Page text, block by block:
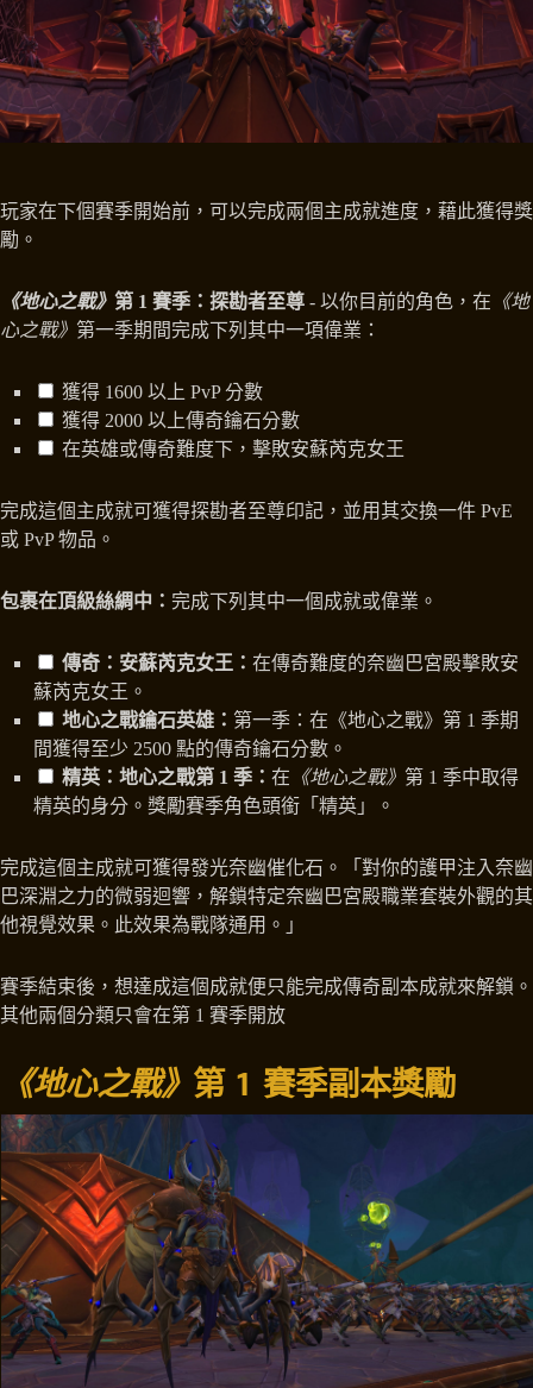
玩家在下個賽季開始前，可以完成兩個主成就進度，藉此獲得獎
勵。
《地心之戰》 第 1 賽季：探勘者至尊 - 以你目前的角色，在 《地
心之戰》 第一季期間完成下列其中一項偉業：
獲得 1600 以上 PvP 分數
獲得 2000 以上傳奇鑰石分數
在英雄或傳奇難度下，擊敗安蘇芮克女王
完成這個主成就可獲得探勘者至尊印記，並用其交換一件 PvE
或 PvP 物品。
包裹在頂級絲綢中： 完成下列其中一個成就或偉業。
傳奇：安蘇芮克女王： 在傳奇難度的奈幽巴宮殿擊敗安
蘇芮克女王。
地心之戰鑰石英雄： 第一季：在《地心之戰》第 1 季期
間獲得至少 2500 點的傳奇鑰石分數。
精英：地心之戰第 1 季： 在 《地心之戰》 第 1 季中取得
精英的身分。獎勵賽季角色頭銜「精英」。
完成這個主成就可獲得發光奈幽催化石。「對你的護甲注入奈幽
巴深淵之力的微弱迴響，解鎖特定奈幽巴宮殿職業套裝外觀的其
他視覺效果。此效果為戰隊通用。」
賽季結束後，想達成這個成就便只能完成傳奇副本成就來解鎖。
其他兩個分類只會在第 1 賽季開放
《地心之戰》 第 1 賽季副本獎勵